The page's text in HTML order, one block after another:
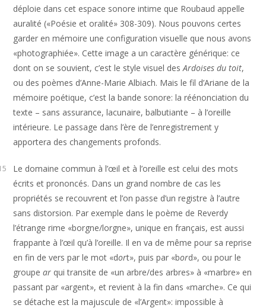
déploie dans cet espace sonore intime que Roubaud appelle
auralité («Poésie et oralité» 308-309). Nous pouvons certes
garder en mémoire une configuration visuelle que nous avons
«photographiée». Cette image a un caractère générique: ce
dont on se souvient, c’est le style visuel desArdoises du toit,
ou des poèmes d’Anne-Marie Albiach. Mais le fil d’Ariane de la
mémoire poétique, c’est la bande sonore: la réénonciation du
texte – sans assurance, lacunaire, balbutiante – à l’oreille
intérieure. Le passage dans l’ère de l’enregistrement y
apportera des changements profonds.
Le domaine commun à l’œil et à l’oreille est celui des mots
écrits et prononcés. Dans un grand nombre de cas les
propriétés se recouvrent et l’on passe d’un registre à l’autre
sans distorsion. Par exemple dans le poème de Reverdy
l’étrange rime «borgne/lorgne», unique en français, est aussi
frappante à l’œil qu’à l’oreille. Il en va de même pour sa reprise
en fin de vers par le mot «dort», puis par «bord», ou pour le
groupear qui transite de «un arbre/des arbres» à «marbre» en
passant par «argent», et revient à la fin dans «marche». Ce qui
se détache est la majuscule de «l’Argent»: impossible à